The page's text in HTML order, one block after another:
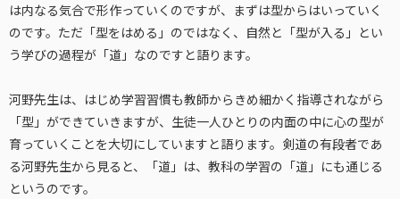
は内なる気合で形作っていくのですが、まずは型からはいっていく
のです。ただ「型をはめる」のではなく、自然と「型が入る」とい
う学びの過程が「道」なのですと語ります。
河野先生は、はじめ学習習慣も教師からきめ細かく指導されながら
「型」ができていきますが、生徒一人ひとりの内面の中に心の型が
育っていくことを大切にしていますと語ります。剣道の有段者であ
る河野先生から見ると、「道」は、教科の学習の「道」にも通じる
というのです。